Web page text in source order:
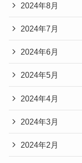
2024年8月
2024年7月
2024年6月
2024年5月
2024年4月
2024年3月
2024年2月